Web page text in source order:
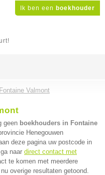
Ik ben een boekhouder
Fontaine Valmont
geen boekhouders in Fontaine
Henegouwen
deze pagina uw postcode in
naar direct contact met
te komen met meerdere
overige resultaten getoond.